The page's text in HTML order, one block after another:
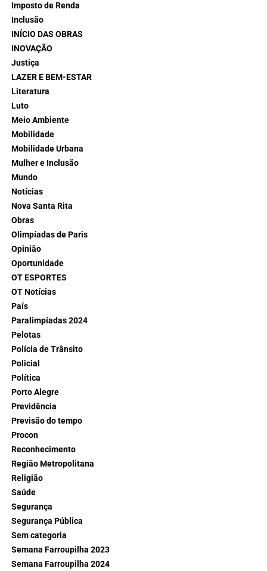
Imposto de Renda
Inclusão
INÍCIO DAS OBRAS
INOVAÇÃO
Justiça
LAZER E BEM-ESTAR
Literatura
Luto
Meio Ambiente
Mobilidade
Mobilidade Urbana
Mulher e Inclusão
Mundo
Notícias
Nova Santa Rita
Obras
Olimpíadas de Paris
Opinião
Oportunidade
OT ESPORTES
OT Notícias
País
Paralimpíadas 2024
Pelotas
Polícia de Trânsito
Policial
Política
Porto Alegre
Previdência
Previsão do tempo
Procon
Reconhecimento
Região Metropolitana
Religião
Saúde
Segurança
Segurança Pública
Sem categoria
Semana Farroupilha 2023
Semana Farroupilha 2024